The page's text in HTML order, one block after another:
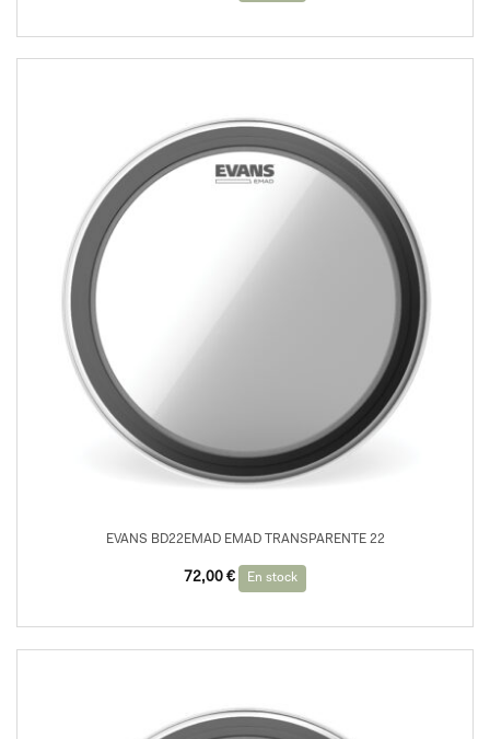
EVANS BD22EMAD EMAD TRANSPARENTE 22
72,00 € En stock